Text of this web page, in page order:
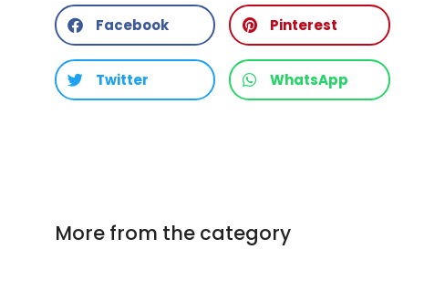
Facebook Pinterest
Twitter WhatsApp
More from the category